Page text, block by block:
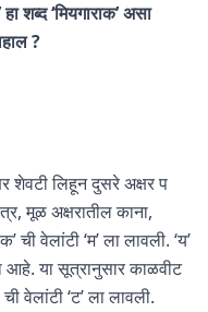
शब्द ‘मियगाराक’ असा
?
शेवटी लिहून दुसरे अक्षर प
मूळ अक्षरातील काना,
ची वेलांटी ‘म’ ला लावली. ‘य’
आहे. या सूत्रानुसार काळवीट
वेलांटी ‘ट’ ला लावली.